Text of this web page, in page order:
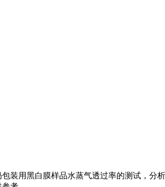
装用黑白膜样品水蒸气透过率的测试，分